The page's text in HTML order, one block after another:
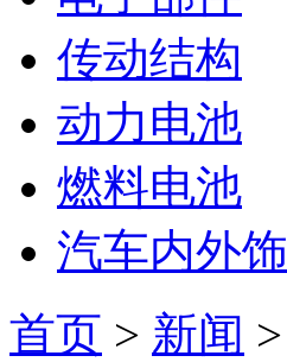
传动结构
动力电池
燃料电池
汽车内外饰
首页 > 新闻 >